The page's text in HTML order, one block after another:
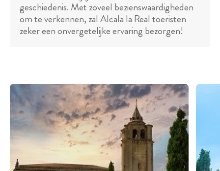
geschiedenis. Met zoveel bezienswaardigheden
om te verkennen, zal Alcala la Real toeristen
zeker een onvergetelijke ervaring bezorgen!